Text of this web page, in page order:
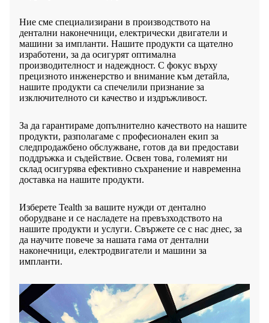
Ние сме специализирани в производството на
дентални наконечници, електрически двигатели и
машини за импланти. Нашите продукти са щателно
изработени, за да осигурят оптимална
производителност и надеждност. С фокус върху
прецизното инженерство и внимание към детайла,
нашите продукти са спечелили признание за
изключителното си качество и издръжливост.
За да гарантираме допълнително качеството на нашите
продукти, разполагаме с професионален екип за
следпродажбено обслужване, готов да ви предостави
поддръжка и съдействие. Освен това, големият ни
склад осигурява ефективно съхранение и навременна
доставка на нашите продукти.
Изберете Tealth за вашите нужди от дентално
оборудване и се насладете на превъзходството на
нашите продукти и услуги. Свържете се с нас днес, за
да научите повече за нашата гама от дентални
наконечници, електродвигатели и машини за
импланти.